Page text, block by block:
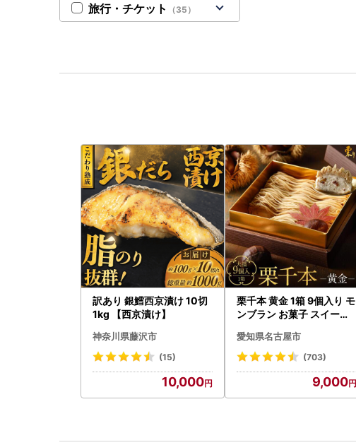
旅行・チケット （35）
訳あり 銀鱈西京漬け 10切
1kg 【西京漬け】
神奈川県藤沢市
(15)
10,000
栗千本 黄金 1箱 9個入り モ
ンブラン お菓子 スイーツ
愛知県名古屋市
(703)
9,000